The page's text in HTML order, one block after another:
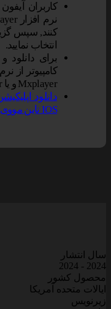
کاربران
کنند, سپس
انتخاب نمایید.
برای دانلود
Mxplayer و یا KmPlayer استفاده کنید.
IOS ناین مووی.
انتشار
2024 -
کشور
متحده آمریکا